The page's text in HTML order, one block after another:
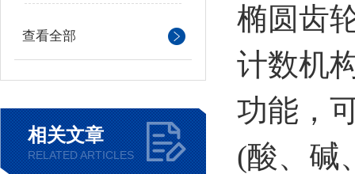
查看全部
相关文章
RELATED ARTICLES
椭圆齿
计数机
功能，
(酸、碱